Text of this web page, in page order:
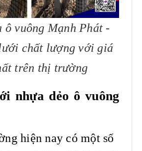
ô vuông Mạnh Phát -
chất lượng với giá
trên thị trường
nhựa dẻo ô vuông
hiện nay có một số